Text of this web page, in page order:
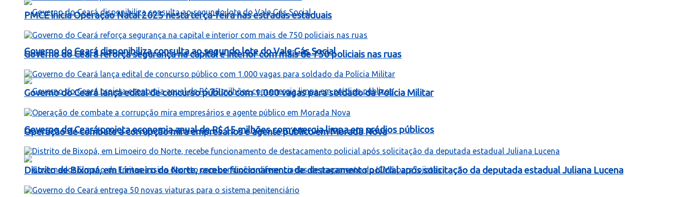
Governo do Ceará disponibiliza consulta ao segundo lote do Vale Gás Social
Governo do Ceará projeta economia anual de R$ 15 milhões com energia limpa em prédios públicos
PMCE inicia Operação Natal 2025 nesta terça-feira nas estradas estaduais
Governo do Ceará reforça segurança na capital e interior com mais de 750 policiais nas ruas
Governo do Ceará lança edital de concurso público com 1.000 vagas para soldado da Polícia Militar
Operação de combate a corrupção mira empresários e agente público em Morada Nova
Distrito de Bixopá, em Limoeiro do Norte, recebe funcionamento de destacamento policial após solicitação da deputada estadual Juliana Lucena